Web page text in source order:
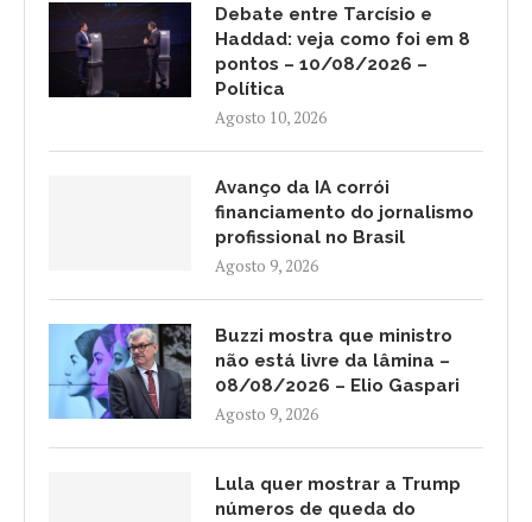
Debate entre Tarcísio e
Haddad: veja como foi em 8
pontos – 10/08/2026 –
Política
Agosto 10, 2026
Avanço da IA corrói
financiamento do jornalismo
profissional no Brasil
Agosto 9, 2026
Buzzi mostra que ministro
não está livre da lâmina –
08/08/2026 – Elio Gaspari
Agosto 9, 2026
Lula quer mostrar a Trump
números de queda do